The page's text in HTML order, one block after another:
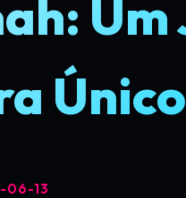
Um
Único
06-13